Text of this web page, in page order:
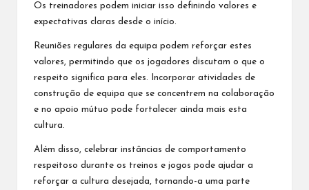
Os treinadores podem iniciar isso definindo valores e
expectativas claras desde o início.
Reuniões regulares da equipa podem reforçar estes
valores, permitindo que os jogadores discutam o que o
respeito significa para eles. Incorporar atividades de
construção de equipa que se concentrem na colaboração
e no apoio mútuo pode fortalecer ainda mais esta
cultura.
Além disso, celebrar instâncias de comportamento
respeitoso durante os treinos e jogos pode ajudar a
reforçar a cultura desejada, tornando-a uma parte